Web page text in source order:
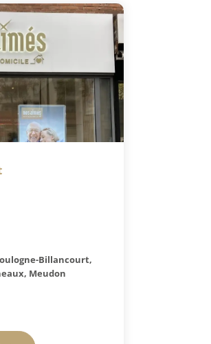
Billancourt,
Meudon